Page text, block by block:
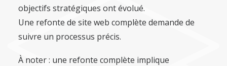
objectifs stratégiques ont évolué.
Une refonte de site web complète demande de
suivre un processus précis.
À noter : une refonte complète implique